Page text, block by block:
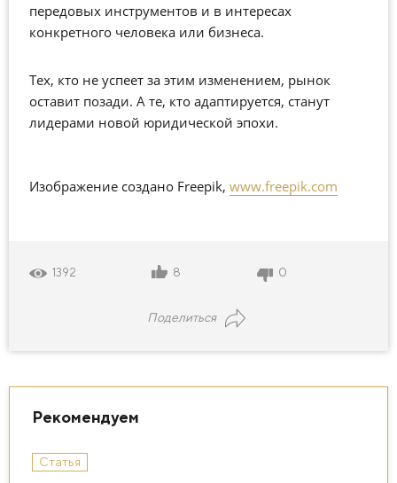
передовых инструментов и в интересах
конкретного человека или бизнеса.
Тех, кто не успеет за этим изменением, рынок
оставит позади. А те, кто адаптируется, станут
лидерами новой юридической эпохи.
Изображение создано Freepik, www.freepik.com
1392 8 0
Поделиться
Рекомендуем
Статья